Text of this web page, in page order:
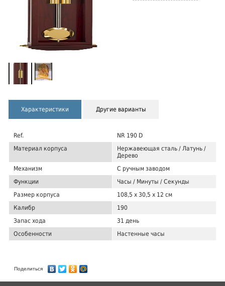
Характеристики Другие варианты
Ref.
NR 190 D
Материал корпуса
Нержавеющая сталь / Латунь /
Дерево
Механизм
С ручным заводом
Функции
Часы / Минуты / Секунды
Размер корпуса
108,5 x 30,5 x 12 см
Калибр
190
Запас хода
31 день
Особенности
Настенные часы
Поделиться